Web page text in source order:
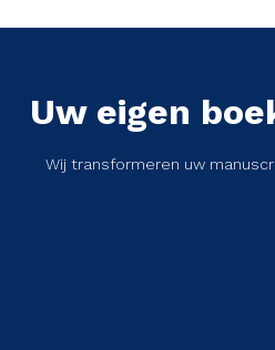
Uw eigen
Wij transformeren uw